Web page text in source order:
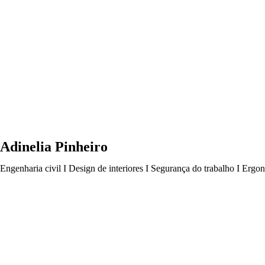
Adinelia Pinheiro
Engenharia civil I Design de interiores I Segurança do trabalho I